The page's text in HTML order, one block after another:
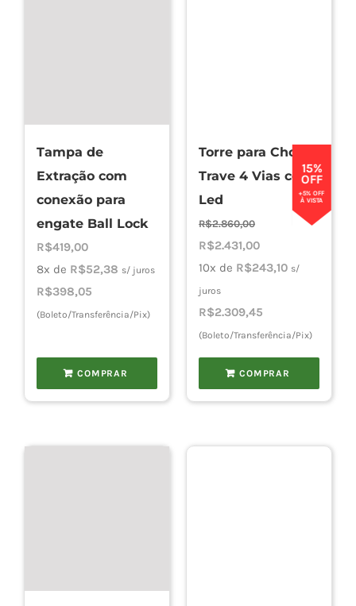
Tampa de
Extração com
conexão para
engate Ball Lock
R$419,00
8x de R$52,38 s/ juros
R$398,05
(Boleto/Transferência/Pix)
COMPRAR
15%
OFF
+5% OFF
À VISTA
Torre para Chopp
Trave 4 Vias com
Led
R$2.860,00
O
preço
original
era:
R$2.860,00.
R$2.431,00O
preço
é:
R$2.431,00.
10x de R$243,10 s/
juros
R$2.309,45
(Boleto/Transferência/Pix)
COMPRAR